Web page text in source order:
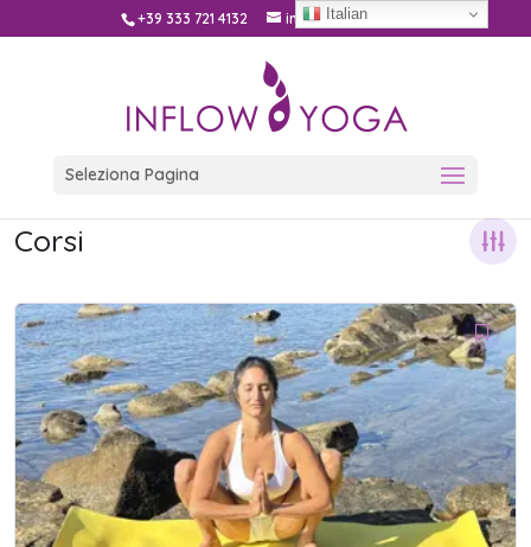
+39 333 721 4132 info@inflow.yoga
Seleziona Pagina
Corsi
Italian